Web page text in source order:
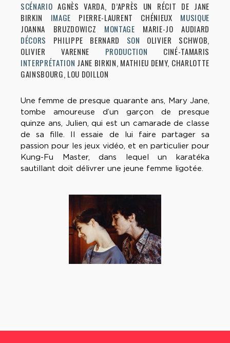
SCÉNARIOAGNÈS VARDA, D’APRÈS UN RÉCIT DE JANE
BIRKIN IMAGE PIERRE-LAURENT CHÉNIEUX MUSIQUE
JOANNA BRUZDOWICZ MONTAGE MARIE-JO AUDIARD
DÉCORS PHILIPPE BERNARD SON OLIVIER SCHWOB,
OLIVIER VARENNE PRODUCTION CINÉ-TAMARIS
INTERPRÉTATION JANE BIRKIN, MATHIEU DEMY, CHARLOTTE
GAINSBOURG, LOU DOILLON
Une femme de presque quarante ans, Mary Jane,
tombe amoureuse d’un garçon de presque
quinze ans, Julien, qui est un camarade de classe
de sa fille. Il essaie de lui faire partager sa
passion pour les jeux vidéo, et en particulier pour
Kung-Fu Master, dans lequel un karatéka
sautillant doit délivrer une jeune femme ligotée.